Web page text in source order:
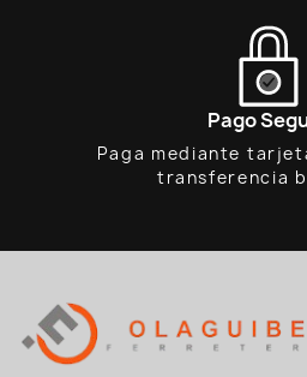
Pago
Paga mediante
transferencia